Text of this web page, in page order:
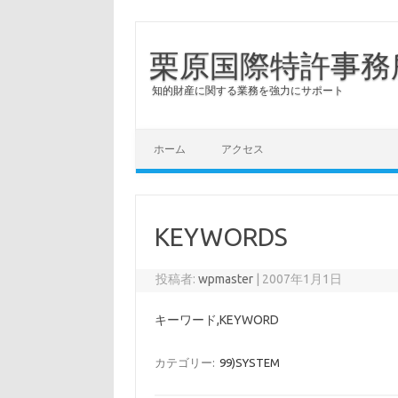
栗原国際特許事務
知的財産に関する業務を強力にサポート
ホーム アクセス
KEYWORDS
投稿者:wpmaster 2007年1月1日
キーワード,KEYWORD
カテゴリー: 99)SYSTEM